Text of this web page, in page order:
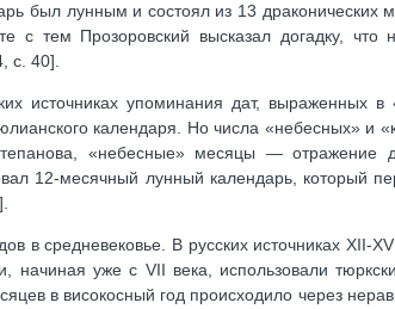
был лунным и состоял из 13 драконических
с тем Прозоровский высказал догадку, что
с. 40].
источниках упоминания дат, выраженных в
календаря. Но числа «небесных» и
«небесные» месяцы — отражение
12-месячный лунный календарь, который
в средневековье. В русских источниках XII-
уже с VII века, использовали
в високосный год происходило через